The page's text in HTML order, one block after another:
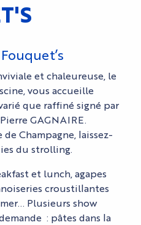
et chaleureuse, le
vous accueille
que raffiné signé par
GAGNAIRE.
Champagne, laissez-
du strolling.
et lunch, agapes
croustillantes
Plusieurs show
: pâtes dans la